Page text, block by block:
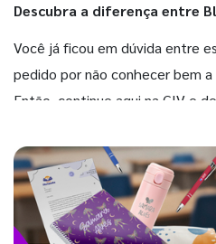
Descubra a diferença entre
Você já ficou em dúvida entre
pedido por não conhecer bem
Então, continue aqui na GIV e